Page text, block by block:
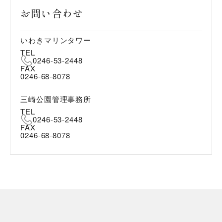
お問い合わせ
いわきマリンタワー
TEL
0246-53-2448
FAX
0246-68-8078
三崎公園管理事務所
TEL
0246-53-2448
FAX
0246-68-8078